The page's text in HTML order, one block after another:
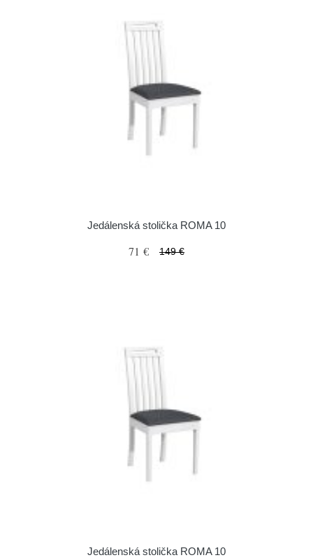
Jedálenská stolička ROMA 10
71 € 149 €
Jedálenská stolička ROMA 10